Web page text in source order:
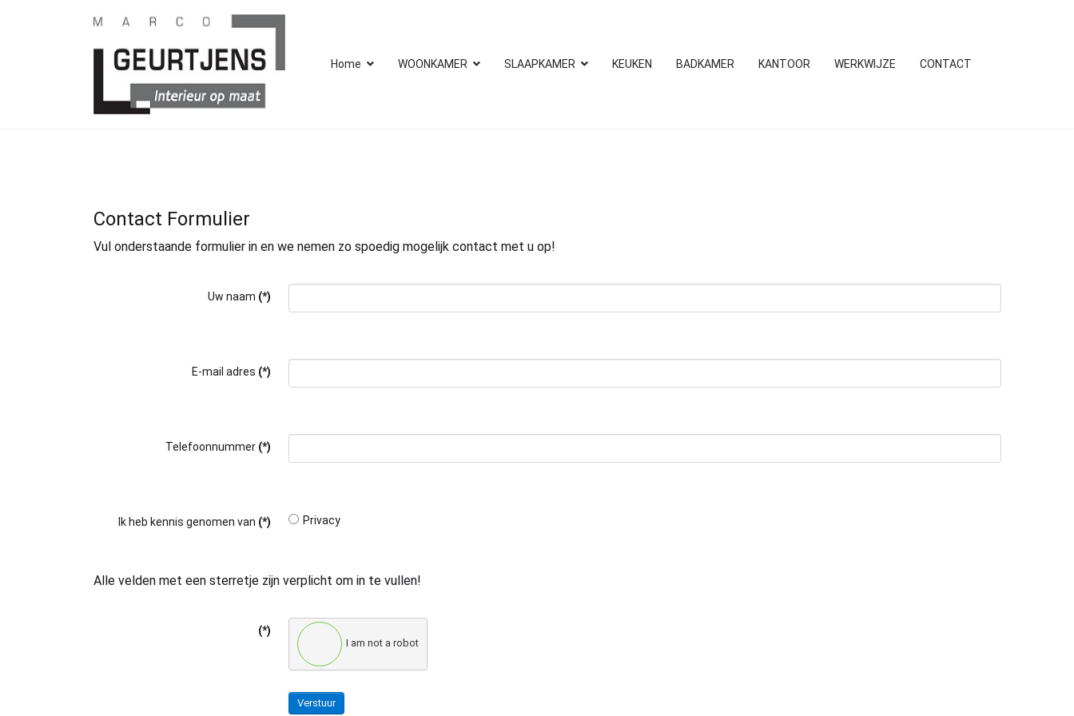
Home WOONKAMER SLAAPKAMER KEUKEN BADKAMER KANTOOR WERKWIJZE CONTACT
Contact Formulier
Vul onderstaande formulier in en we nemen zo spoedig mogelijk contact met u op!
Uw naam (*)
E-mail adres (*)
Telefoonnummer (*)
Ik heb kennis genomen van (*) Privacy
Alle velden met een sterretje zijn verplicht om in te vullen!
(*)
I am not a robot
Verstuur